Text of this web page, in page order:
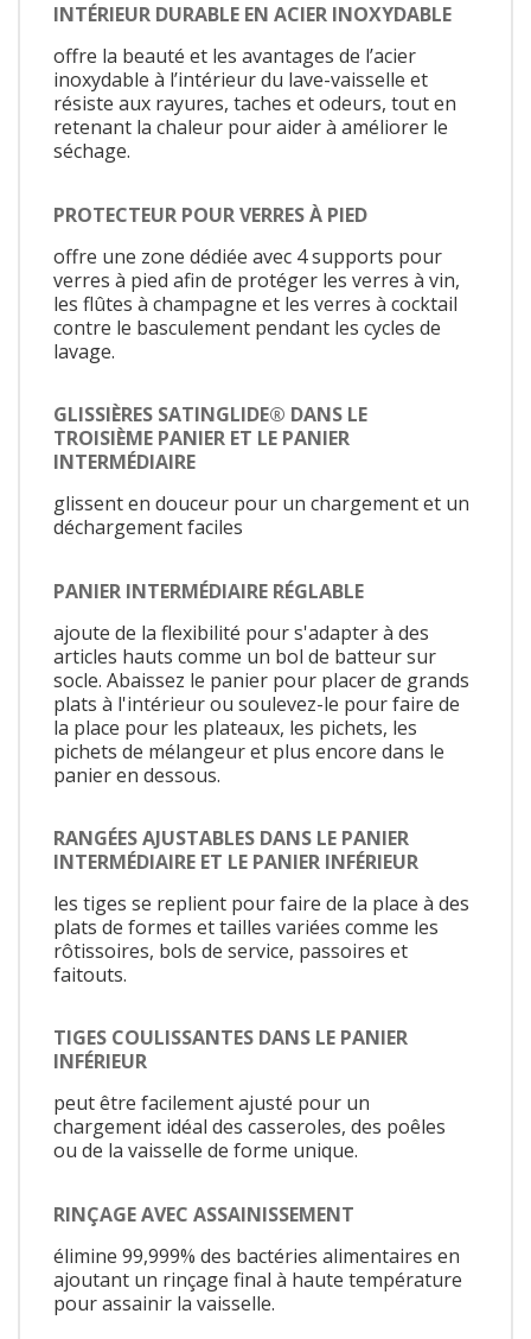
INTÉRIEUR DURABLE EN ACIER INOXYDABLE
offre la beauté et les avantages de l’acier
inoxydable à l’intérieur du lave-vaisselle et
résiste aux rayures, taches et odeurs, tout en
retenant la chaleur pour aider à améliorer le
séchage.
PROTECTEUR POUR VERRES À PIED
offre une zone dédiée avec 4 supports pour
verres à pied afin de protéger les verres à vin,
les flûtes à champagne et les verres à cocktail
contre le basculement pendant les cycles de
lavage.
GLISSIÈRES SATINGLIDE® DANS LE
TROISIÈME PANIER ET LE PANIER
INTERMÉDIAIRE
glissent en douceur pour un chargement et un
déchargement faciles
PANIER INTERMÉDIAIRE RÉGLABLE
ajoute de la flexibilité pour s'adapter à des
articles hauts comme un bol de batteur sur
socle. Abaissez le panier pour placer de grands
plats à l'intérieur ou soulevez-le pour faire de
la place pour les plateaux, les pichets, les
pichets de mélangeur et plus encore dans le
panier en dessous.
RANGÉES AJUSTABLES DANS LE PANIER
INTERMÉDIAIRE ET LE PANIER INFÉRIEUR
les tiges se replient pour faire de la place à des
plats de formes et tailles variées comme les
rôtissoires, bols de service, passoires et
faitouts.
TIGES COULISSANTES DANS LE PANIER
INFÉRIEUR
peut être facilement ajusté pour un
chargement idéal des casseroles, des poêles
ou de la vaisselle de forme unique.
RINÇAGE AVEC ASSAINISSEMENT
élimine 99,999% des bactéries alimentaires en
ajoutant un rinçage final à haute température
pour assainir la vaisselle.